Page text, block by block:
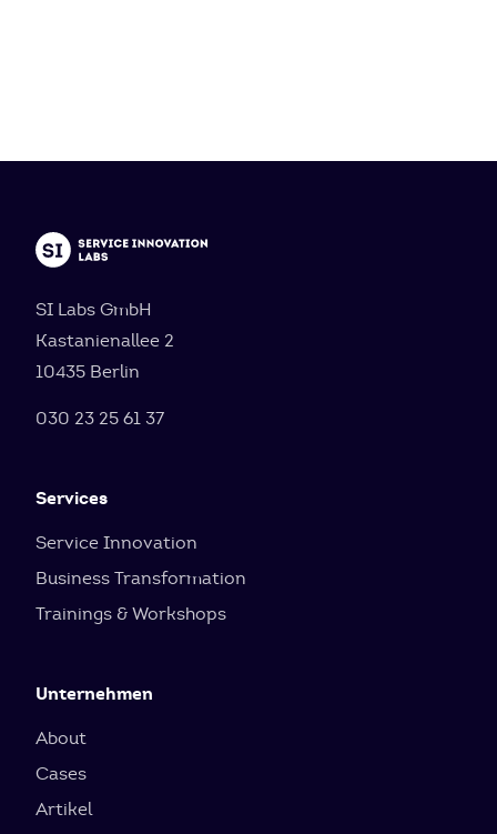
SI Labs GmbH
Kastanienallee 2
10435 Berlin
030 23 25 61 37
Services
Service Innovation
Business Transformation
Trainings & Workshops
Unternehmen
About
Cases
Artikel